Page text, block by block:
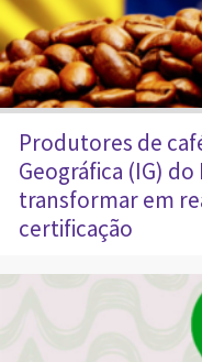
Produtores de
Geográfica (IG)
transformar em
certificação